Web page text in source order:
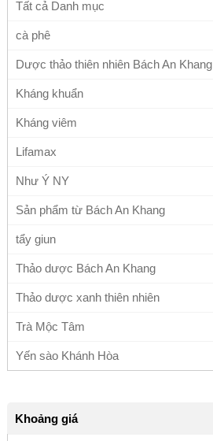
Tất cả Danh mục
cà phê
Dược thảo thiên nhiên Bách An Khang
Kháng khuẩn
Kháng viêm
Lifamax
Như Ý NY
Sản phẩm từ Bách An Khang
tẩy giun
Thảo dược Bách An Khang
Thảo dược xanh thiên nhiên
Trà Mộc Tâm
Yến sào Khánh Hòa
Khoảng giá